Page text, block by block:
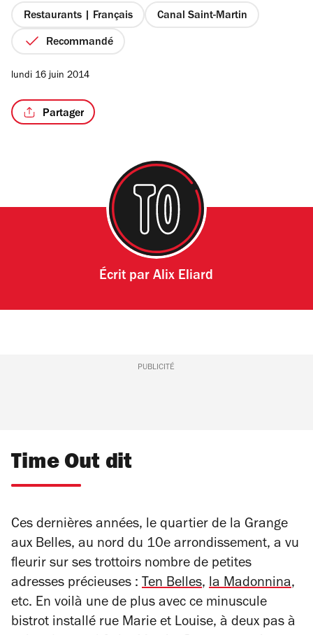
étoiles
Restaurants | Français Canal Saint-Martin
Recommandé
lundi 16 juin 2014
Partager
Écrit parAlix Eliard
PUBLICITÉ
Time Out dit
Ces dernières années, le quartier de la Grange
aux Belles, au nord du 10e arrondissement, a vu
fleurir sur ses trottoirs nombre de petites
adresses précieuses : Ten Belles, la Madonnina,
etc. En voilà une de plus avec ce minuscule
bistrot installé rue Marie et Louise, à deux pas à